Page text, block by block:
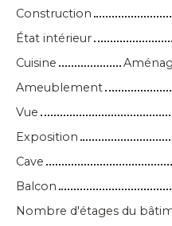
Construction
État intérieur
Cuisine
Ameublement
Vue
Exposition
Cave
Balcon
Nombre d'étages du